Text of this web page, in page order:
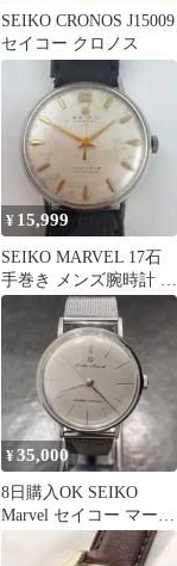
SEIKO CRONOS J15009
セイコー クロノス
¥ 15,999
SEIKO MARVEL 17石
手巻き メンズ腕時計 ア
ンティーク 稼働品
¥35,000
8日購入OK SEIKO
Marvel セイコー マーベ
ル 手巻き腕時計OH済